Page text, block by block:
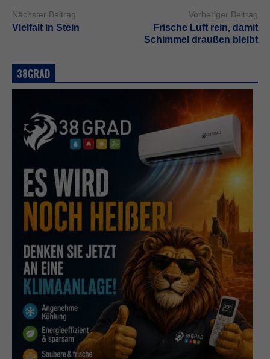
Nächster Beitrag
Vielfalt in Stein
Vorheriger Beitrag
Frische Luft rein, damit
Schimmel draußen bleibt
38GRAD